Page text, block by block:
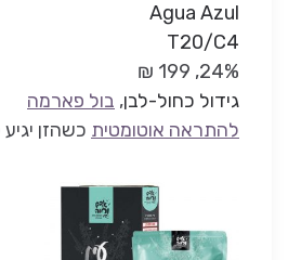
Agua Azul
T20/C4
24%, 199 ₪
גידול כחול-לבן, בול פארמה
להתראה אוטומטית כשהזן